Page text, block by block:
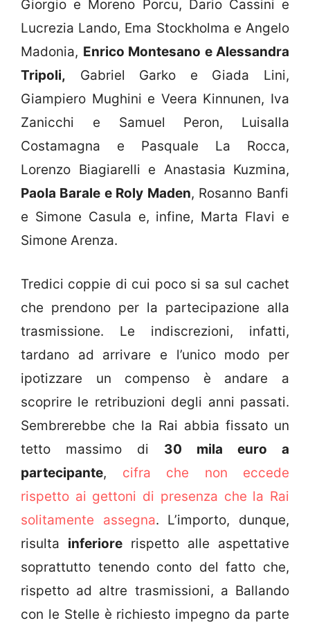
Giorgio e Moreno Porcu, Dario Cassini e
Lucrezia Lando, Ema Stockholma e Angelo
Madonia, Enrico Montesano e Alessandra
Tripoli, Gabriel Garko e Giada Lini,
Giampiero Mughini e Veera Kinnunen, Iva
Zanicchi e Samuel Peron, Luisalla
Costamagna e Pasquale La Rocca,
Lorenzo Biagiarelli e Anastasia Kuzmina,
Paola Barale e Roly Maden, Rosanno Banfi
e Simone Casula e, infine, Marta Flavi e
Simone Arenza.
Tredici coppie di cui poco si sa sul cachet
che prendono per la partecipazione alla
trasmissione. Le indiscrezioni, infatti,
tardano ad arrivare e l’unico modo per
ipotizzare un compenso è andare a
scoprire le retribuzioni degli anni passati.
Sembrerebbe che la Rai abbia fissato un
tetto massimo di 30 mila euro a
partecipante, cifra che non eccede
rispetto ai gettoni di presenza che la Rai
solitamente assegna. L’importo, dunque,
risulta inferiore rispetto alle aspettative
soprattutto tenendo conto del fatto che,
rispetto ad altre trasmissioni, a Ballando
con le Stelle è richiesto impegno da parte